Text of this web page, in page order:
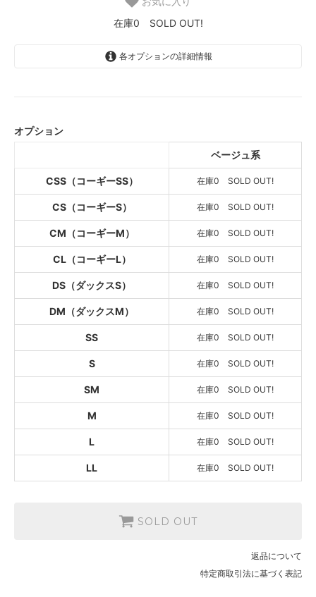
在庫0 SOLD OUT!
各オプションの詳細情報
SOLD OUT
在庫0 SOLD OUT!
ベージュ系
SOLD OUT
ベージュ系
SOLD OUT
在庫0 SOLD OUT!
ベージュ系
SOLD OUT
在庫0 SOLD OUT!
ベージュ系
SOLD OUT
在庫0 SOLD OUT!
ベージュ系
SOLD OUT
在庫0 SOLD OUT!
SOLD OUT
在庫0 SOLD OUT!
ベージュ系
SOLD OUT
ベージュ系
SOLD OUT
SOLD OUT
オプション
ベージュ系
CSS（コーギーSS） 在庫0 SOLD OUT!
CS（コーギーS） 在庫0 SOLD OUT!
CM（コーギーM） 在庫0 SOLD OUT!
CL（コーギーL） 在庫0 SOLD OUT!
DS（ダックスS） 在庫0 SOLD OUT!
DM（ダックスM） 在庫0 SOLD OUT!
SS 在庫0 SOLD OUT!
S 在庫0 SOLD OUT!
SM 在庫0 SOLD OUT!
M 在庫0 SOLD OUT!
L 在庫0 SOLD OUT!
LL 在庫0 SOLD OUT!
SOLD OUT
返品について
特定商取引法に基づく表記